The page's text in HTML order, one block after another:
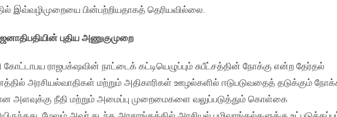
இவ்வழிமுறையை பின்பற்றியதாகத் தெரியவில்லை.
ஜனாதிபதியின் புதிய அணுகுமுறை
கோட்டாபய ராஜபக்‌ஷவின் நாட்டைக் கட்டியெழுப்பும் சுபீட்சத்தின் நோக்கு என்ற தேர்தல்
அரசியல்வாதிகள் மற்றும் அதிகாரிகள் ஊழல்களில் ஈடுபடுவதைத் தடுக்கும்
அளவுக்கு நீதி மற்றும் அமைப்பு முறைமைகளை வலுப்படுத்தும் கொள்கை